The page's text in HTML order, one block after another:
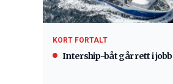
KORT FORTALT
Intership-båt går rett i jobb